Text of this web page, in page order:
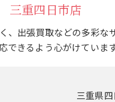
三重四日市店
、出張買取などの多彩
できるよう心がけていま
三重県